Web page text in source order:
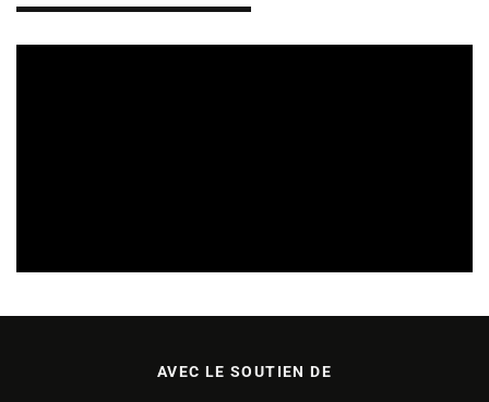
AVEC LE SOUTIEN DE